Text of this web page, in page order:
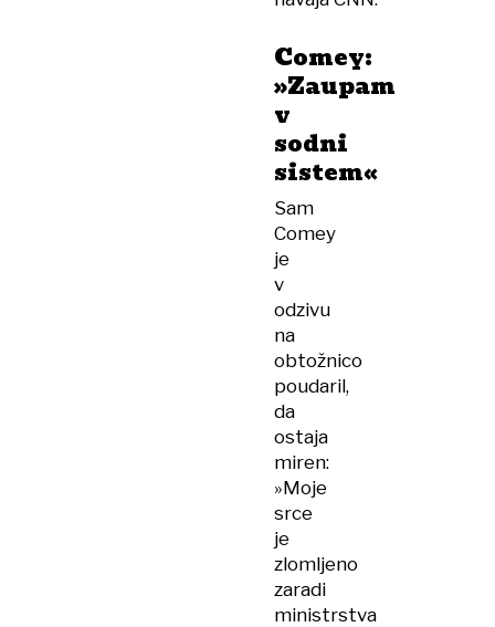
Comey:
»Zaupam
v
sodni
sistem«
Sam
Comey
je
v
odzivu
na
obtožnico
poudaril,
da
ostaja
miren:
»Moje
srce
je
zlomljeno
zaradi
ministrstva